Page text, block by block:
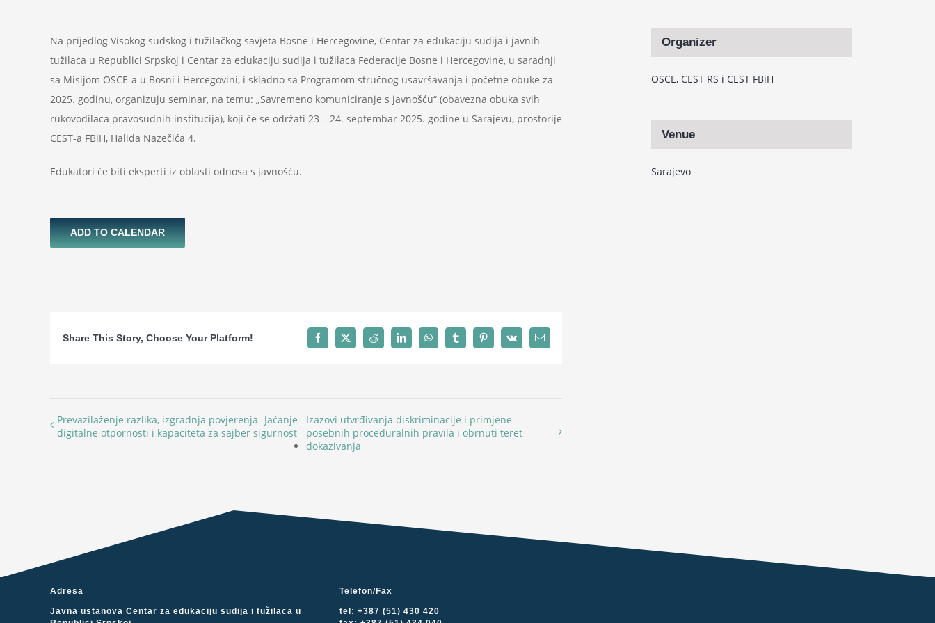
Na prijedlog Visokog sudskog i tužilačkog savjeta Bosne i Hercegovine, Centar za edukaciju sudija i javnih
tužilaca u Republici Srpskoj i Centar za edukaciju sudija i tužilaca Federacije Bosne i Hercegovine, u saradnji
sa Misijom OSCE-a u Bosni i Hercegovini, i skladno sa Programom stručnog usavršavanja i početne obuke za
2025. godinu, organizuju seminar, na temu: „Savremeno komuniciranje s javnošću“ (obavezna obuka svih
rukovodilaca pravosudnih institucija), koji će se održati 23 – 24. septembar 2025. godine u Sarajevu, prostorije
CEST-a FBiH, Halida Nazečića 4.
Edukatori će biti eksperti iz oblasti odnosa s javnošću.
ADD TO CALENDAR
Share This Story, Choose Your Platform! Facebook
X Reddit LinkedInWhatsAppTumblrPinterest
Vk Email
Prevazilaženje razlika, izgradnja povjerenja- Jačanje
digitalne otpornosti i kapaciteta za sajber sigurnost
Izazovi utvrđivanja diskriminacije i primjene
posebnih proceduralnih pravila i obrnuti teret
dokazivanja
Organizer
OSCE, CEST RS i CEST FBiH
Venue
Sarajevo
Adresa
Javna ustanova Centar za edukaciju sudija i tužilaca u
Telefon/Fax
tel: +387 (51) 430 420